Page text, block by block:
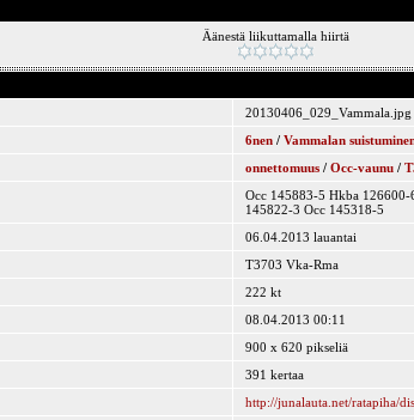
Äänestä liikuttamalla hiirtä
20130406_029_Vammala.jpg
6nen / Vammalan
onnettomuus / Occ-vaunu /
Occ 145883-5 Hkba
145822-3 Occ 145318-5
06.04.2013 lauantai
T3703 Vka-Rma
222 kt
08.04.2013 00:11
900 x 620 pikseliä
391 kertaa
http://junalauta.net/ratapiha/